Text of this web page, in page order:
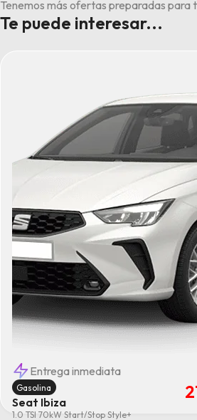
Tenemos más ofertas preparadas para
Te puede interesar...
Entrega inmediata
Seat Ibiza
1.0 TSI 70kW Start/Stop Style+
Gasolina